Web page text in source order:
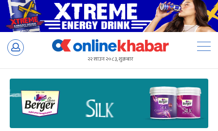
Skip
२२ साउन २०८३, शुक्रबार